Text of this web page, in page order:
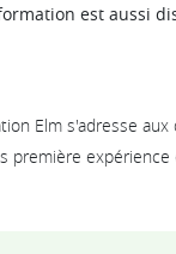
est aussi
Elm s'adresse aux
première expérience